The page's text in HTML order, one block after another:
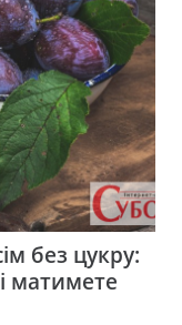
без цукру:
матимете